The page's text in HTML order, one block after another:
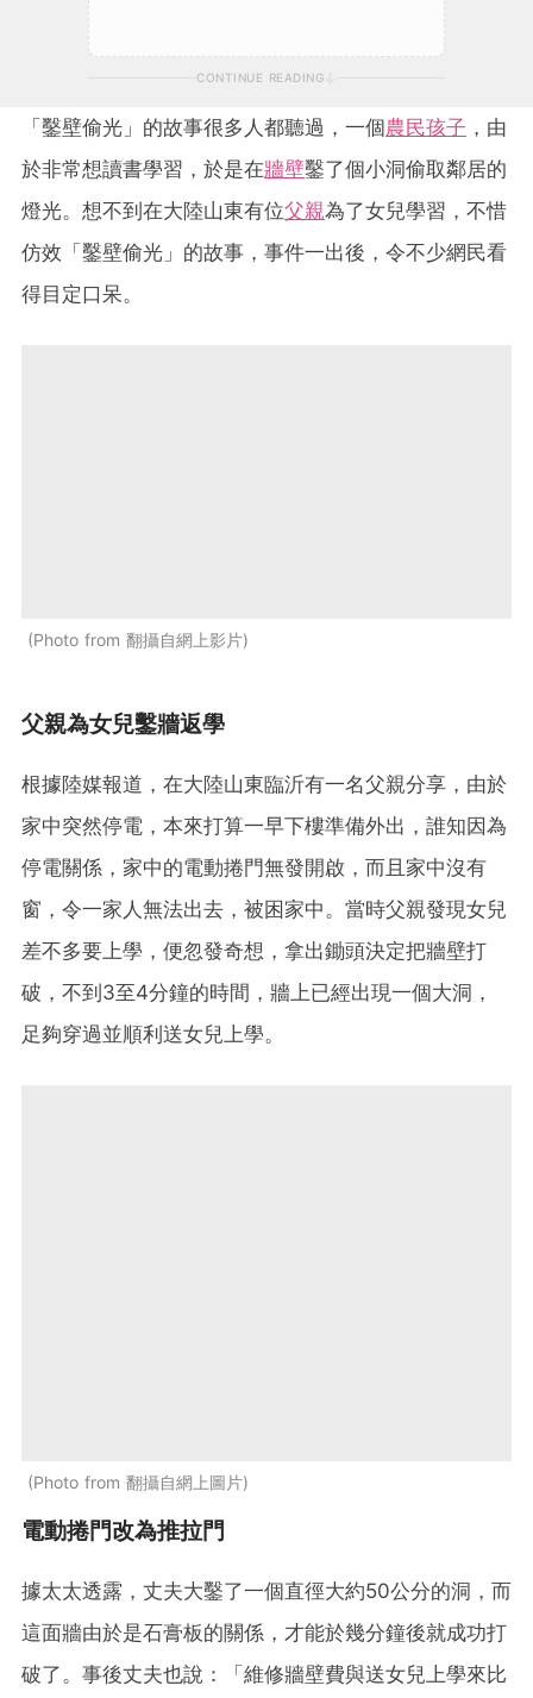
CONTINUE READING
「鑿壁偷光」的故事很多人都聽過，一個農民孩子 ，由
於非常想讀書學習，於是在牆壁鑿了個小洞偷取鄰居的
燈光。想不到在大陸山東有位父親為了女兒學習，不惜
仿效「鑿壁偷光」的故事，事件一出後，令不少網民看
得目定口呆。
Photo from 翻攝自網上影片
父親為女兒鑿牆返學
根據陸媒報道，在大陸山東臨沂有一名父親分享，由於
家中突然停電，本來打算一早下樓準備外出，誰知因為
停電關係，家中的電動捲門無發開啟，而且家中沒有
窗，令一家人無法出去，被困家中。當時父親發現女兒
差不多要上學，便忽發奇想，拿出鋤頭決定把牆壁打
破，不到3至4分鐘的時間，牆上已經出現一個大洞，
足夠穿過並順利送女兒上學。
Photo from 翻攝自網上圖片
電動捲門改為推拉門
據太太透露，丈夫大鑿了一個直徑大約50公分的洞，而
這面牆由於是石膏板的關係，才能於幾分鐘後就成功打
破了。事後丈夫也說：「維修牆壁費與送女兒上學來比